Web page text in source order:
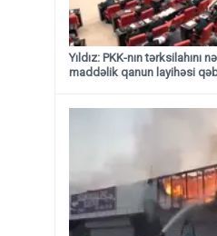
Yıldız: PKK-nın tərksilahını
maddəlik qanun layihəsi